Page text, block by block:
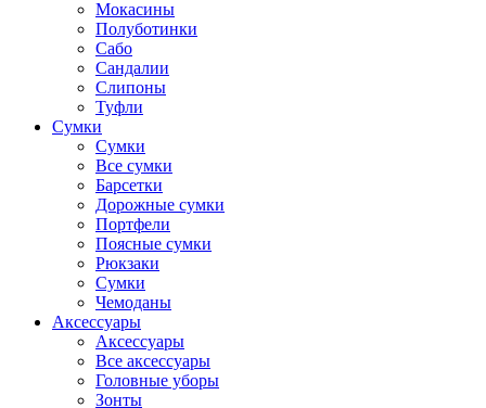
Мокасины
Полуботинки
Сабо
Сандалии
Слипоны
Туфли
Сумки
Сумки
Все сумки
Барсетки
Дорожные сумки
Портфели
Поясные сумки
Рюкзаки
Сумки
Чемоданы
Аксессуары
Аксессуары
Все аксессуары
Головные уборы
Зонты